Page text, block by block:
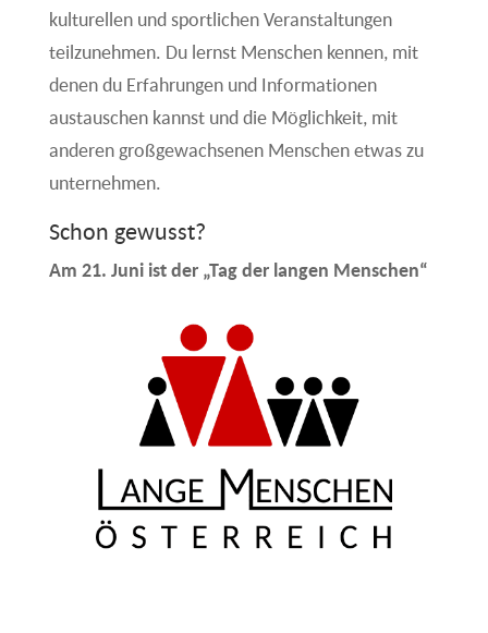
kulturellen und sportlichen Veranstaltungen
teilzunehmen. Du lernst Menschen kennen, mit
denen du Erfahrungen und Informationen
austauschen kannst und die Möglichkeit, mit
anderen großgewachsenen Menschen etwas zu
unternehmen.
Schon gewusst?
Am 21. Juni ist der „Tag der langen Menschen“